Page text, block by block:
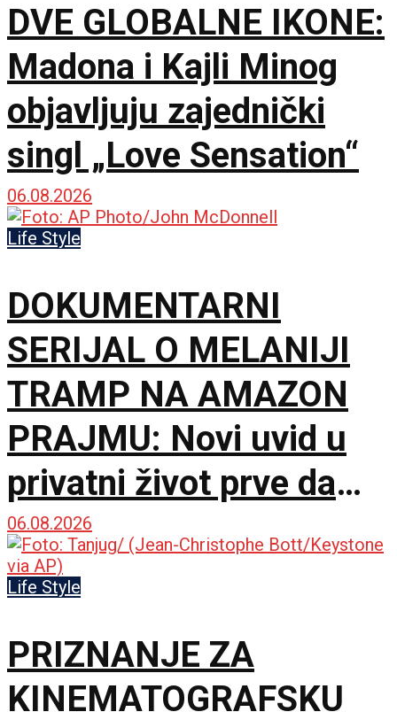
DVE GLOBALNE IKONE:
Madona i Kajli Minog
objavljuju zajednički
singl „Love Sensation“
06.08.2026
Life Style
DOKUMENTARNI
SERIJAL O MELANIJI
TRAMP NA AMAZON
PRAJMU: Novi uvid u
privatni život prve dame
Amerike
06.08.2026
Life Style
PRIZNANJE ZA
KINEMATOGRAFSKU